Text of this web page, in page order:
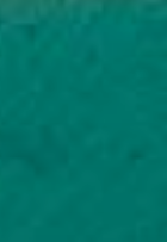
to stay in the